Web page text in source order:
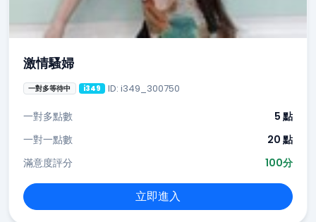
激情騷婦
一對多等待中 i349 ID: i349_300750
一對多點數
5 點
一對一點數
20 點
滿意度評分
100分
立即進入